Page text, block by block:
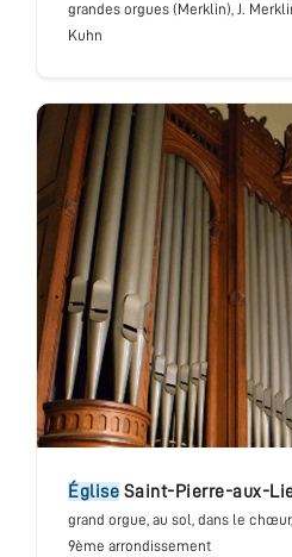
grandes orgues (Merklin), J.
Kuhn
église Saint-Pierre-aux-
grand orgue , au sol, dans le chœur
9ème arrondissement